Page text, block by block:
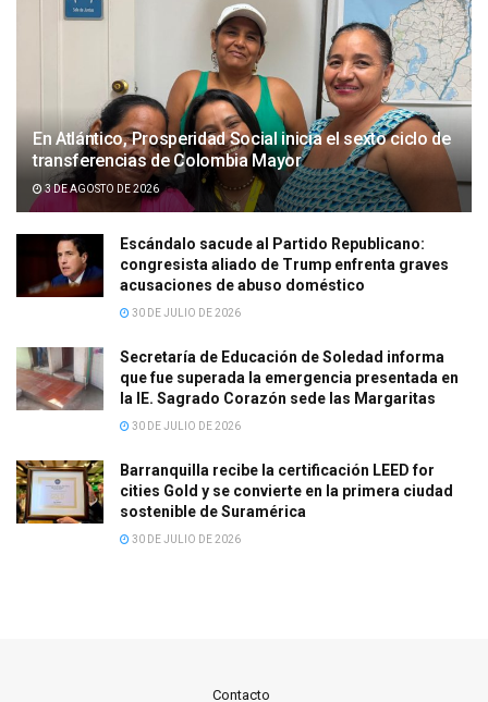
En Atlántico, Prosperidad Social inicia el sexto ciclo de
transferencias de Colombia Mayor
3 DE AGOSTO DE 2026
Escándalo sacude al Partido Republicano:
congresista aliado de Trump enfrenta graves
acusaciones de abuso doméstico
30 DE JULIO DE 2026
Secretaría de Educación de Soledad informa
que fue superada la emergencia presentada en
la IE. Sagrado Corazón sede las Margaritas
30 DE JULIO DE 2026
Barranquilla recibe la certificación LEED for
cities Gold y se convierte en la primera ciudad
sostenible de Suramérica
30 DE JULIO DE 2026
Contacto